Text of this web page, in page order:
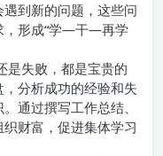
到新的问题，这些问
，形成“学—干—再学
是失败，都是宝贵的
分析成功的经验和失
通过撰写工作总结、
财富，促进集体学习